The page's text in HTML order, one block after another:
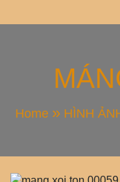
Thi
Máng
Đẹp
Home HÌNH